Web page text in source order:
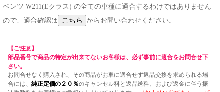
ベンツ W211(Eクラス) の全ての車種に適合するわけではありません
ので、適合確認は
からお問い合わせください。
【ご注意】
部品番号で商品の特定が出来てないお客様は、必ず事前に適合をお問合せ下
さい。
お問合せなく購入され、その商品がお車に適合せず返品交換を求められる場
合には、 純正定価の２０％のキャンセル料と返品送料、および返金に伴う振